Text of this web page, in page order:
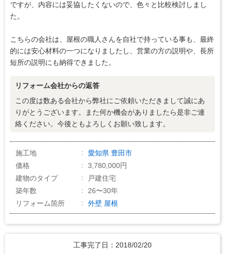
ですが、内容には妥協したくないので、色々と比較検討しまし
た。
こちらの会社は、屋根の職人さんを自社で持っている事も、最終
的には安心材料の一つになりましたし、営業の方の説明や、長所
短所の説明にも納得できました。
リフォーム会社からの返答
この度は数ある会社から弊社にご依頼いただきまして誠にあ
りがとうございます。また何か機会がありましたら是非ご連
絡ください。今後ともよろしくお願い致します。
施工地 愛知県 豊田市
価格
3,780,000円
建物のタイプ
戸建住宅
築年数
26〜30年
リフォーム箇所
外壁 屋根
工事完了日：2018/02/20